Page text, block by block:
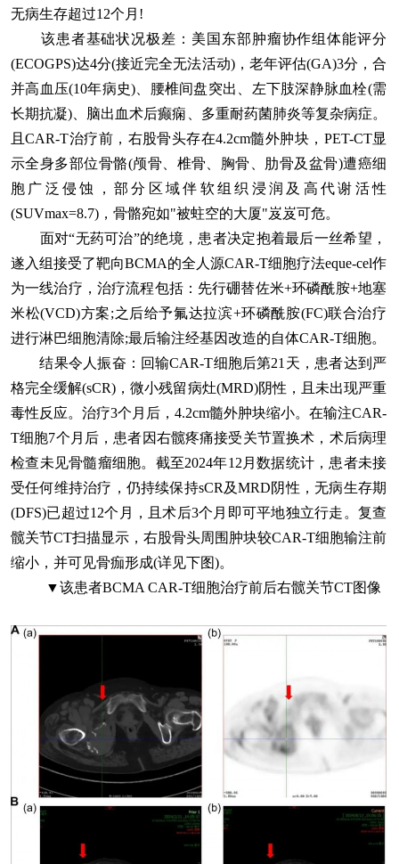
无病生存超过12个月!
该患者基础状况极差：美国东部肿瘤协作组体能评分
(ECOGPS)达4分(接近完全无法活动)，老年评估(GA)3分，合
并高血压(10年病史)、腰椎间盘突出、左下肢深静脉血栓(需
长期抗凝)、脑出血术后癫痫、多重耐药菌肺炎等复杂病症。
且CAR-T治疗前，右股骨头存在4.2cm髓外肿块，PET-CT显
示全身多部位骨骼(颅骨、椎骨、胸骨、肋骨及盆骨)遭癌细
胞广泛侵蚀，部分区域伴软组织浸润及高代谢活性
(SUVmax=8.7)，骨骼宛如"被蛀空的大厦"岌岌可危。
面对“无药可治”的绝境，患者决定抱着最后一丝希望，
遂入组接受了靶向BCMA的全人源CAR-T细胞疗法eque-cel作
为一线治疗，治疗流程包括：先行硼替佐米+环磷酰胺+地塞
米松(VCD)方案;之后给予氟达拉滨+环磷酰胺(FC)联合治疗
进行淋巴细胞清除;最后输注经基因改造的自体CAR-T细胞。
结果令人振奋：回输CAR-T细胞后第21天，患者达到严
格完全缓解(sCR)，微小残留病灶(MRD)阴性，且未出现严重
毒性反应。治疗3个月后，4.2cm髓外肿块缩小。在输注CAR-
T细胞7个月后，患者因右髋疼痛接受关节置换术，术后病理
检查未见骨髓瘤细胞。截至2024年12月数据统计，患者未接
受任何维持治疗，仍持续保持sCR及MRD阴性，无病生存期
(DFS)已超过12个月，且术后3个月即可平地独立行走。复查
髋关节CT扫描显示，右股骨头周围肿块较CAR-T细胞输注前
缩小，并可见骨痂形成(详见下图)。
▼该患者BCMA CAR-T细胞治疗前后右髋关节CT图像